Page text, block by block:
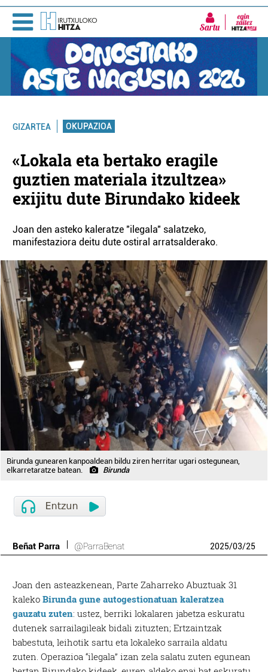
Sartu
GIZARTEA OKUPAZIOA
«Lokala eta bertako eragile
guztien materiala itzultzea»
exijitu dute Birundako kideek
Joan den asteko kaleratze "ilegala" salatzeko,
manifestaziora deitu dute ostiral arratsalderako.
Birunda gunearen kanpoaldean bildu ziren herritar ugari ostegunean,
elkarretaratze batean.
Birunda
Beñat Parra @ParraBenat 2025/03/25
Joan den asteazkenean, Parte Zaharreko Abuztuak 31
kalekoBirunda gune autogestionatuan kaleratzea
gauzatu zuten: ustez, berriki lokalaren jabetza eskuratu
dutenek sarrailagileak bidali zituzten; Ertzaintzak
babestuta, leihotik sartu eta lokaleko sarraila aldatu
zuten. Operazioa “ilegala” izan zela salatu zuten egunean